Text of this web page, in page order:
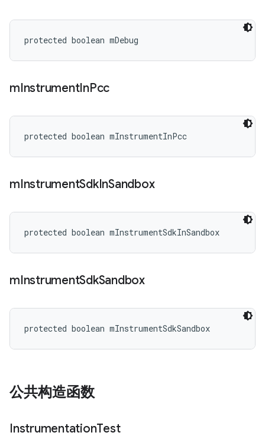
protected boolean mDebug
mInstrumentInPcc
protected boolean mInstrumentInPcc
mInstrumentSdkInSandbox
protected boolean mInstrumentSdkInSandbox
mInstrumentSdkSandbox
protected boolean mInstrumentSdkSandbox
公共构造函数
InstrumentationTest